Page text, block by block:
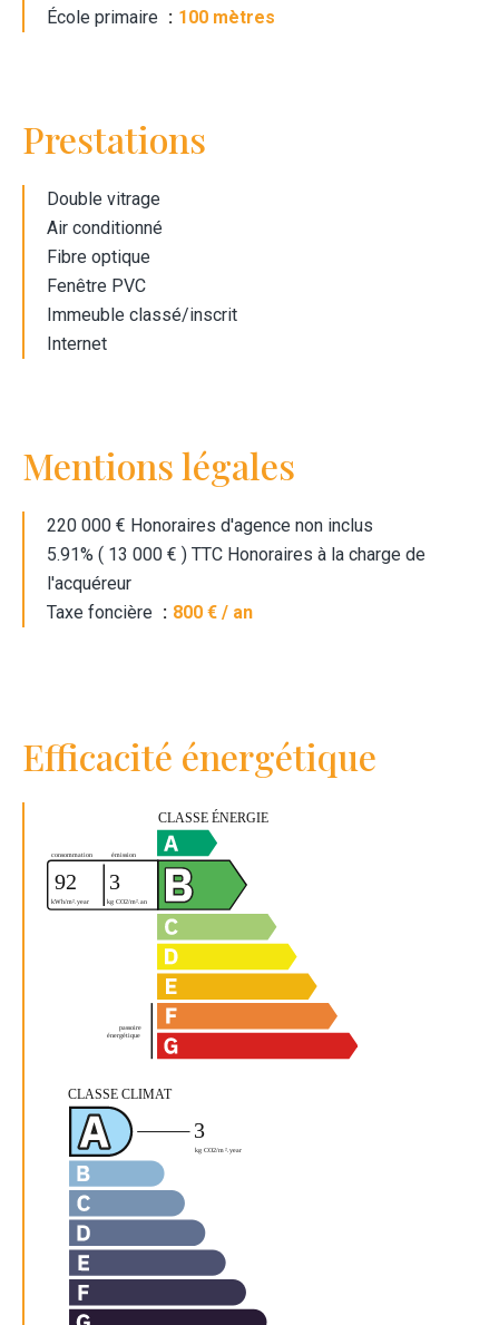
École primaire
100 mètres
Prestations
Double vitrage
Air conditionné
Fibre optique
Fenêtre PVC
Immeuble classé/inscrit
Internet
Mentions légales
220 000 € Honoraires d'agence non inclus
5.91% ( 13 000 € ) TTC Honoraires à la charge de
l'acquéreur
Taxe foncière
800 € / an
Efficacité énergétique